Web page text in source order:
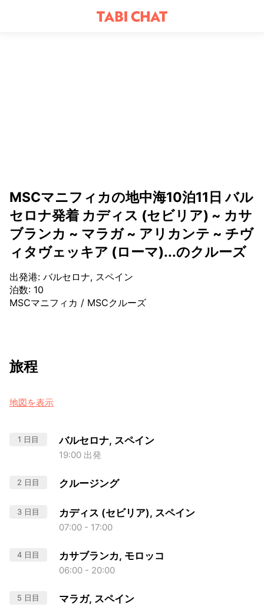
MSCマニフィカの地中海10泊11日 バル
セロナ発着 カディス (セビリア) ~ カサ
ブランカ ~ マラガ ~ アリカンテ ~ チヴ
ィタヴェッキア (ローマ)...のクルーズ
出発港: バルセロナ, スペイン
泊数: 10
MSCマニフィカ / MSCクルーズ
旅程
地図を表示
1 日目 バルセロナ, スペイン
19:00 出発
2 日目 クルージング
3 日目 カディス (セビリア), スペイン
07:00 - 17:00
4 日目 カサブランカ, モロッコ
06:00 - 20:00
5 日目 マラガ, スペイン